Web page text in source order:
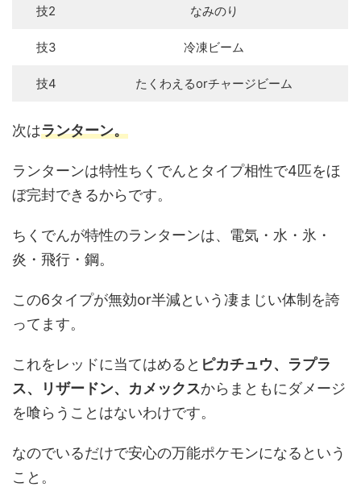
技2 なみのり
技3 冷凍ビーム
技4 たくわえるorチャージビーム
次はランターン。
ランターンは特性ちくでんとタイプ相性で4匹をほ
ぼ完封できるからです。
ちくでんが特性のランターンは、電気・水・氷・
炎・飛行・鋼。
この6タイプが無効or半減という凄まじい体制を誇
ってます。
これをレッドに当てはめると ピカチュウ、ラプラ
ス、リザードン、カメックスからまともにダメージ
を喰らうことはないわけです。
なのでいるだけで安心の万能ポケモンになるという
こと。